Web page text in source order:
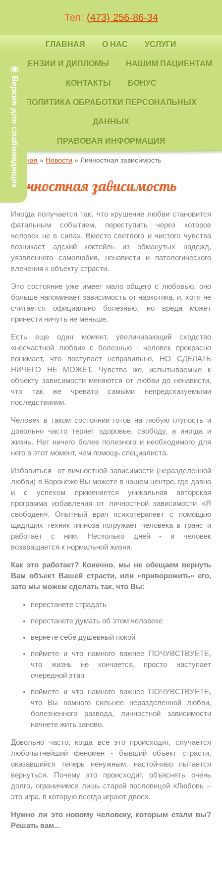
Версия для слабовидящих
Тел: (473) 256-86-34
ГЛАВНАЯ О НАС УСЛУГИ
ЛИЦЕНЗИИ И ДИПЛОМЫ НАШИМ ПАЦИЕНТАМ
КОНТАКТЫ БОНУС
ПОЛИТИКА ОБРАБОТКИ ПЕРСОНАЛЬНЫХ
ДАННЫХ
ПРАВОВАЯ ИНФОРМАЦИЯ
Главная » Новости » Личностная зависимость
Личностная зависимость
Иногда получается так, что крушение любви становится
фатальным событием, переступить через которое
человек не в силах. Вместо светлого и чистого чувства
возникает адский коктейль из обманутых надежд,
уязвленного самолюбия, ненависти и патологического
влечения к объекту страсти.
Это состояние уже имеет мало общего с любовью, оно
больше напоминает зависимость от наркотика, и, хотя не
считается официально болезнью, но вреда может
принести ничуть не меньше.
Есть еще один момент, увеличивающий сходство
«несчастной любви» с болезнью - человек прекрасно
понимает, что поступает неправильно, НО СДЕЛАТЬ
НИЧЕГО НЕ МОЖЕТ. Чувства же, испытываемые к
объекту зависимости меняются от любви до ненависти,
что так же чревато самыми непредсказуемыми
последствиями.
Человек в таком состоянии готов на любую глупость и
довольно часто теряет здоровье, свободу, а иногда и
жизнь. Нет ничего более полезного и необходимого для
него в этот момент, чем помощь специалиста.
Избавиться от личностной зависимости (неразделенной
любви) в Воронеже Вы можете в нашем центре, где давно
и с успехом применяется уникальная авторская
программа избавления от личностной зависимости «Я
свободен». Опытный врач психотерапевт с помощью
щадящих техник гипноза погружает человека в транс и
работает с ним. Несколько дней - и человек
возвращается к нормальной жизни.
Как это работает? Конечно, мы не обещаем вернуть
Вам объект Вашей страсти, или «приворожить» его,
зато мы можем сделать так, что Вы:
перестанете страдать
перестанете думать об этом человеке
вернете себе душевный покой
поймете и что намного важнее ПОЧУВСТВУЕТЕ,
что жизнь не кончается, просто наступает
очередной этап
поймете и что намного важнее ПОЧУВСТВУЕТЕ,
что Вы намного сильнее неразделенной любви,
болезненного развода, личностной зависимости
начнете жить заново.
Довольно часто, когда все это происходит, случается
любопытнейший феномен - бывший объект страсти,
оказавшийся теперь ненужным, настойчиво пытается
вернуться. Почему это происходит, объяснять очень
долго, ограничимся лишь старой пословицей «Любовь –
это игра, в которую всегда играют двое».
Нужно ли это новому человеку, которым стали вы?
Решать вам...